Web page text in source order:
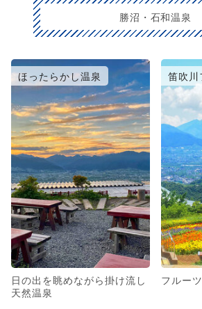
勝沼・石和温泉
ほったらかし温泉
日の出を眺めながら掛け流し
天然温泉
笛吹川
フルー